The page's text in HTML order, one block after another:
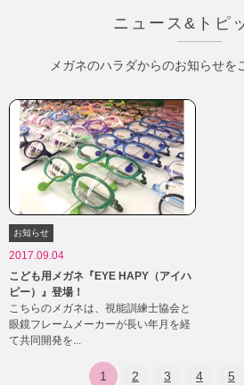
ニュース&トピ
メガネのハラダからのお知らせを
お知らせ
2017.09.04
こども用メガネ『EYE HAPY（アイハ
ピー）』登場！
こちらのメガネは、視能訓練士協会と
眼鏡フレームメーカーが長い年月を経
て共同開発を...
1 2 3 4 5